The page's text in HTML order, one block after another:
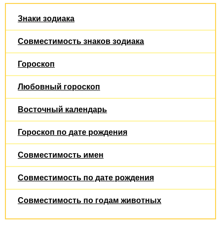
Знаки зодиака
Совместимость знаков зодиака
Гороскоп
Любовный гороскоп
Восточный календарь
Гороскоп по дате рождения
Совместимость имен
Совместимость по дате рождения
Совместимость по годам животных